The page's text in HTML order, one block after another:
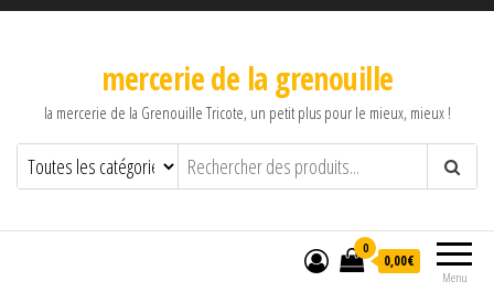
mercerie de la grenouille
la mercerie de la Grenouille Tricote, un petit plus pour le mieux, mieux !
Menu
0
0,00€